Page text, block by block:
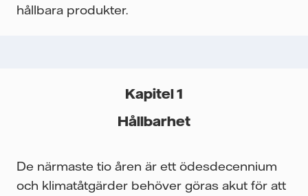
hållbara produkter.
Kapitel 1
Hållbarhet
De närmaste tio åren är ett ödesdecennium
och klimatåtgärder behöver göras akut för att